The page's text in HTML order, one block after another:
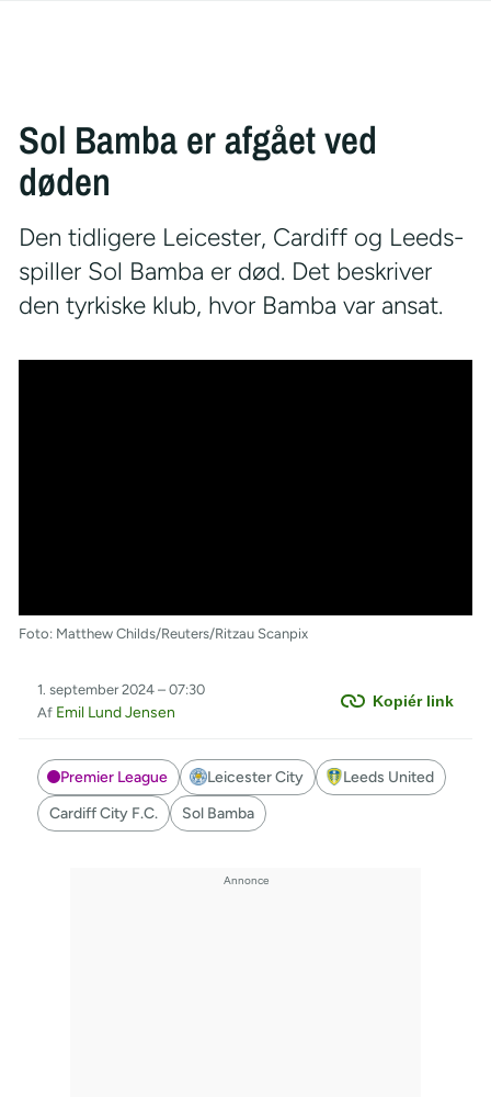
Sol Bamba er afgået ved
døden
Den tidligere Leicester, Cardiff og Leeds-
spiller Sol Bamba er død. Det beskriver
den tyrkiske klub, hvor Bamba var ansat.
Foto: Matthew Childs/Reuters/Ritzau Scanpix
Kopiér link
1. september 2024 – 07:30
Af Emil Lund Jensen
Premier League Leicester City
Leeds United
Cardiff City F.C.
Sol Bamba